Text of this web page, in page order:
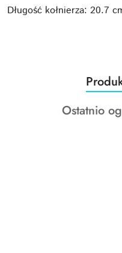
Długość kołnierza: 20.7
Pomiń karuzelę
o
Produkty
Ostatnio